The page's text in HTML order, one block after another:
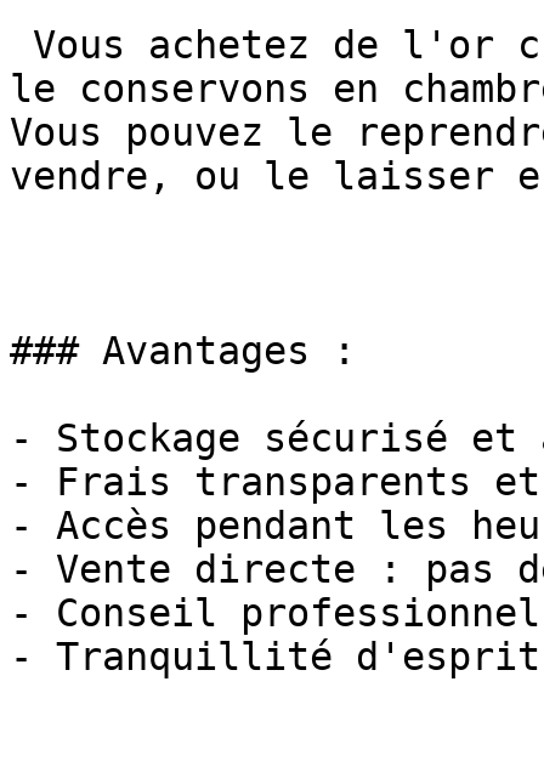
le conservons en
Vous pouvez le
vendre, ou le laisser
### Avantages :
- Stockage sécurisé et
- Frais transparents
- Accès pendant les
- Vente directe : pas
- Conseil
- Tranquillité d'esprit